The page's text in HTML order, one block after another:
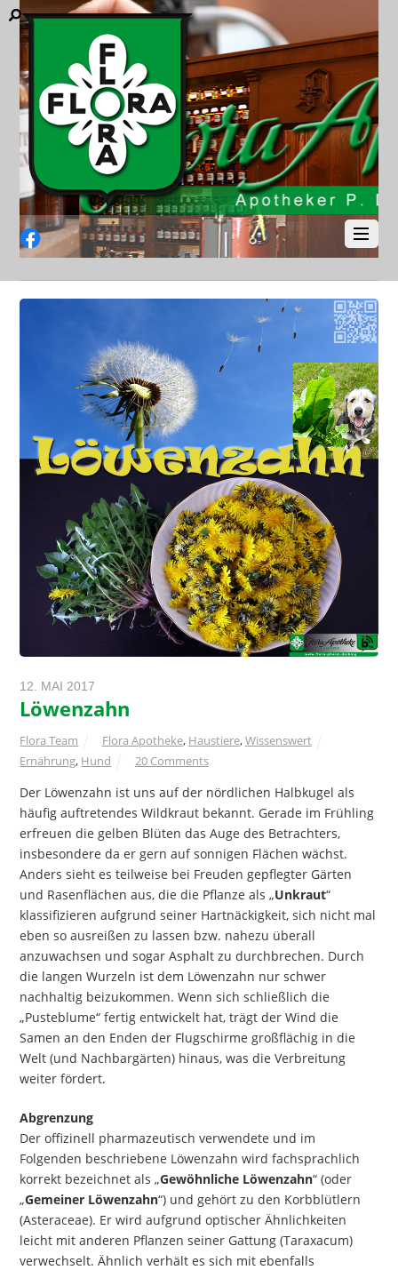
Facebook
12. MAI 2017
Löwenzahn
Flora Team Flora Apotheke, Haustiere,Wissenswert
Ernährung, Hund 20 Comments
Der Löwenzahn ist uns auf der nördlichen Halbkugel als
häufig auftretendes Wildkraut bekannt. Gerade im Frühling
erfreuen die gelben Blüten das Auge des Betrachters,
insbesondere da er gern auf sonnigen Flächen wächst.
Anders sieht es teilweise bei Freuden gepflegter Gärten
und Rasenflächen aus, die die Pflanze als „Unkraut“
klassifizieren aufgrund seiner Hartnäckigkeit, sich nicht mal
eben so ausreißen zu lassen bzw. nahezu überall
anzuwachsen und sogar Asphalt zu durchbrechen. Durch
die langen Wurzeln ist dem Löwenzahn nur schwer
nachhaltig beizukommen. Wenn sich schließlich die
„Pusteblume“ fertig entwickelt hat, trägt der Wind die
Samen an den Enden der Flugschirme großflächig in die
Welt (und Nachbargärten) hinaus, was die Verbreitung
weiter fördert.
Abgrenzung
Der offizinell pharmazeutisch verwendete und im
Folgenden beschriebene Löwenzahn wird fachsprachlich
korrekt bezeichnet als „Gewöhnliche Löwenzahn“ (oder
„Gemeiner Löwenzahn“) und gehört zu den Korbblütlern
(Asteraceae). Er wird aufgrund optischer Ähnlichkeiten
leicht mit anderen Pflanzen seiner Gattung (Taraxacum)
verwechselt. Ähnlich verhält es sich mit ebenfalls